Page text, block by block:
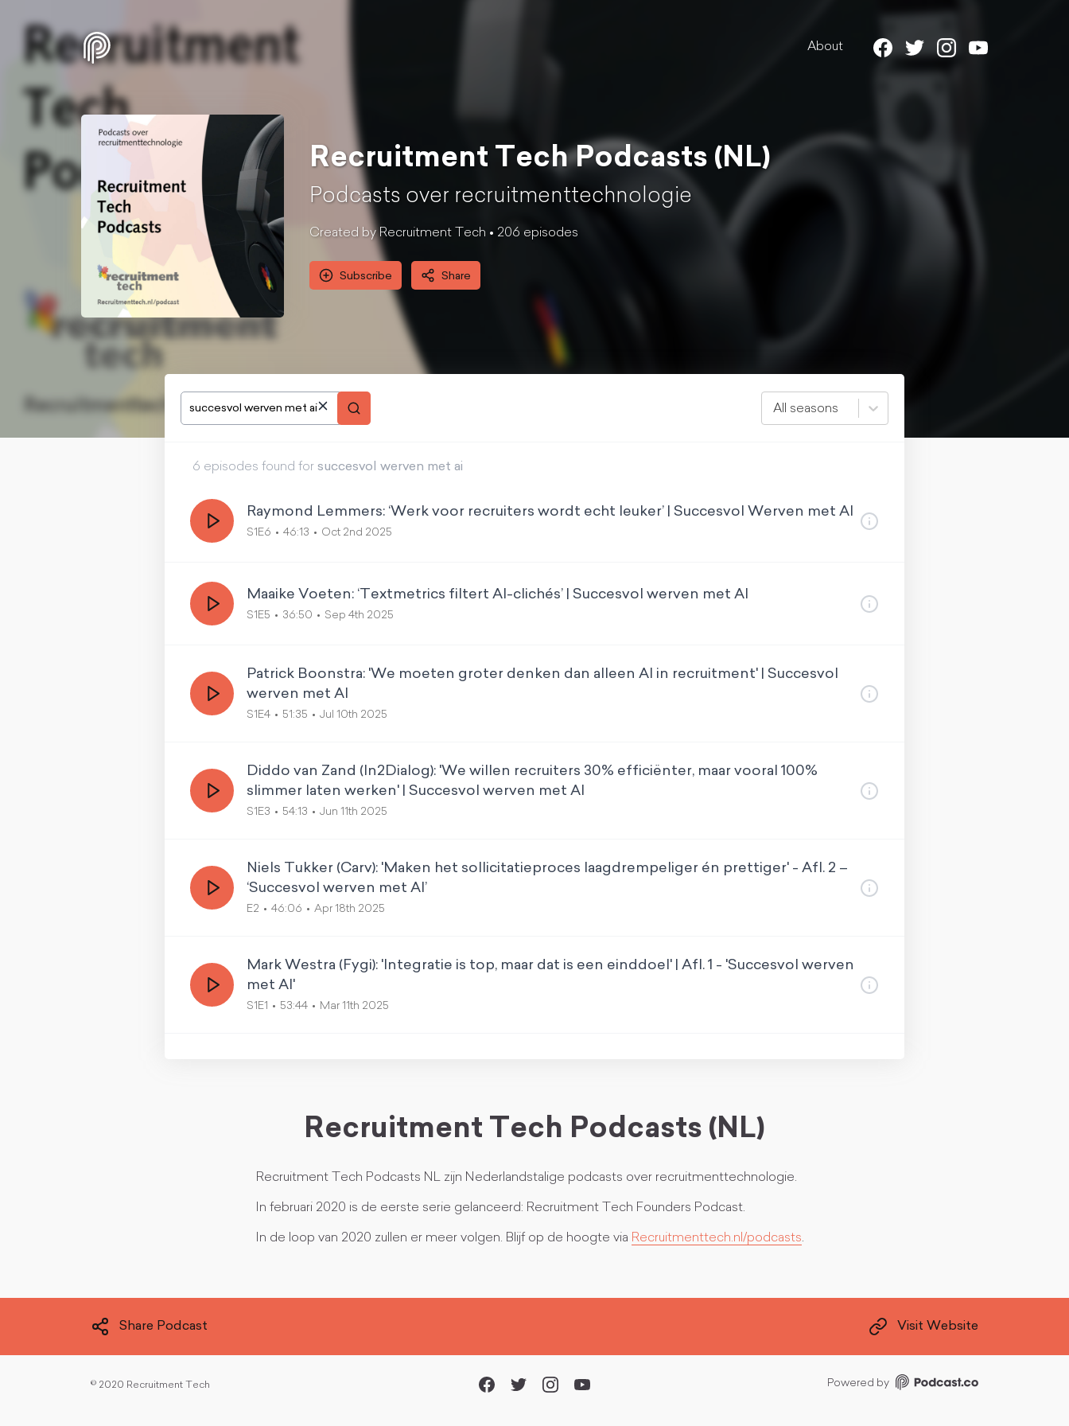
About
Recruitment Tech Podcasts (NL)
Podcasts over recruitmenttechnologie
Created by Recruitment Tech • 206 episodes
Subscribe Share
All seasons
6 episodes found for succesvol werven met ai
Raymond Lemmers: ‘Werk voor recruiters wordt echt leuker’ | Succesvol Werven met AI
S1E6 46:13 Oct 2nd 2025
Maaike Voeten: ‘Textmetrics filtert AI-clichés’ | Succesvol werven met AI
S1E5 36:50 Sep 4th 2025
Patrick Boonstra: 'We moeten groter denken dan alleen AI in recruitment' | Succesvol
werven met AI
S1E4 51:35 Jul 10th 2025
Diddo van Zand (In2Dialog): 'We willen recruiters 30% efficiënter, maar vooral 100%
slimmer laten werken' | Succesvol werven met AI
S1E3 54:13 Jun 11th 2025
Niels Tukker (Carv): 'Maken het sollicitatieproces laagdrempeliger én prettiger' - Afl. 2 –
‘Succesvol werven met AI’
E2 46:06 Apr 18th 2025
Mark Westra (Fygi): 'Integratie is top, maar dat is een einddoel' | Afl. 1 - 'Succesvol werven
met AI'
S1E1 53:44 Mar 11th 2025
Recruitment Tech Podcasts (NL)
Recruitment Tech Podcasts NL zijn Nederlandstalige podcasts over recruitmenttechnologie.
In februari 2020 is de eerste serie gelanceerd: Recruitment Tech Founders Podcast.
In de loop van 2020 zullen er meer volgen. Blijf op de hoogte via Recruitmenttech.nl/podcasts.
Share Podcast Visit Website
© 2020 Recruitment Tech Powered by